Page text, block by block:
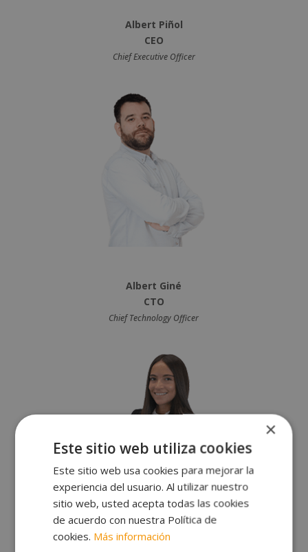
Albert Piñol
CEO
Chief Executive Officer
Albert Giné
CTO
Chief Technology Officer
×
Este sitio web utiliza cookies
Este sitio web usa cookies para mejorar la
experiencia del usuario. Al utilizar nuestro
sitio web, usted acepta todas las cookies
de acuerdo con nuestra Política de
cookies. Más información